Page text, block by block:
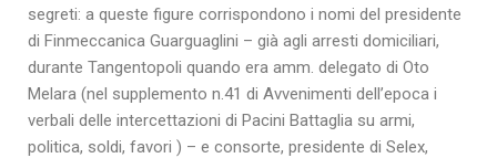
segreti: a queste figure corrispondono i nomi del presidente
di Finmeccanica Guarguaglini – già agli arresti domiciliari,
durante Tangentopoli quando era amm. delegato di Oto
Melara (nel supplemento n.41 di Avvenimenti dell’epoca i
verbali delle intercettazioni di Pacini Battaglia su armi,
politica, soldi, favori ) – e consorte, presidente di Selex,